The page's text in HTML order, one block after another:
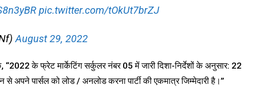
pic.twitter.com/tOkUt7brZJ
August 29, 2022
“2022 के फ्रेट मार्केटिंग सर्कुलर नंबर 05 में जारी दिशा-निर्देशों के अनुसार: 22
अपने पार्सल को लोड / अनलोड करना पार्टी की एकमात्र जिम्मेदारी है।”